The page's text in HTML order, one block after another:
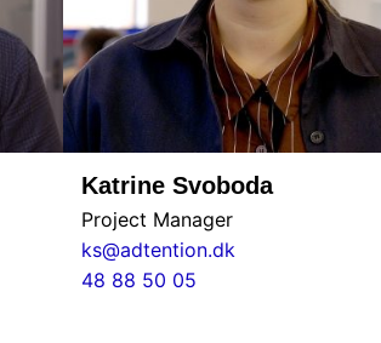
Katrine Svoboda
Project Manager
ks@adtention.dk
48 88 50 05